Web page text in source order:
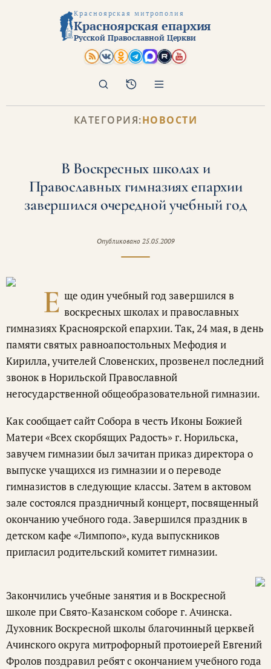
Красноярская митрополия
Красноярская епархия
Русской Православной Церкви
Архив
Поиск
КАТЕГОРИЯ:НОВОСТИ
В Воскресных школах и
Православных гимназиях епархии
завершился очередной учебный год
Опубликовано 25.05.2009
Е ще один учебный год завершился в
воскресных школах и православных
гимназиях Красноярской епархии. Так, 24 мая, в день
памяти святых равноапостольных Мефодия и
Кирилла, учителей Словенских, прозвенел последний
звонок в Норильской Православной
негосударственной общеобразовательной гимназии.
Как сообщает сайт Собора в честь Иконы Божией
Матери «Всех скорбящих Радость» г. Норильска,
завучем гимназии был зачитан приказ директора о
выпуске учащихся из гимназии и о переводе
гимназистов в следующие классы. Затем в актовом
зале состоялся праздничный концерт, посвященный
окончанию учебного года. Завершился праздник в
детском кафе «Лимпопо», куда выпускников
пригласил родительский комитет гимназии.
Закончились учебные занятия и в Воскресной
школе при Свято-Казанском соборе г. Ачинска.
Духовник Воскресной школы благочинный церквей
Ачинского округа митрофорный протоиерей Евгений
Фролов поздравил ребят с окончанием учебного года